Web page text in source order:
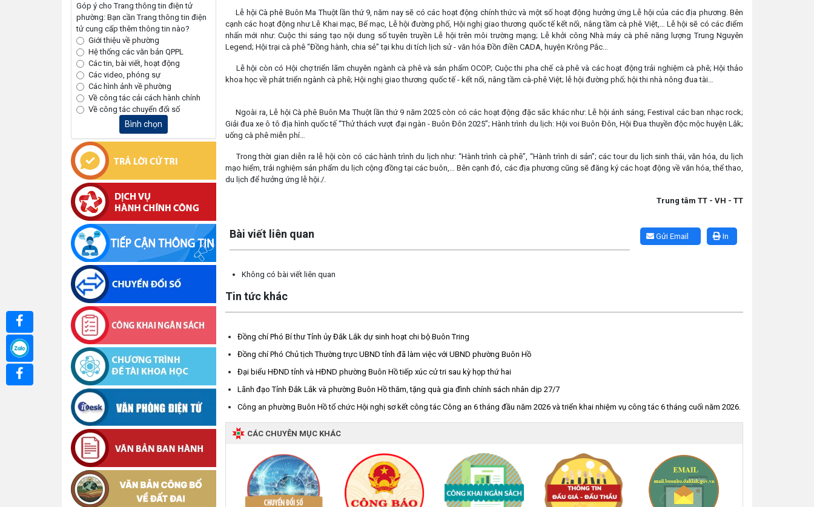
Góp ý cho Trang thông tin điện tử
phường: Bạn cần Trang thông tin điện
tử cung cấp thêm thông tin nào?
Giới thiệu về phường
Hệ thống các văn bản QPPL
Các tin, bài viết, hoạt động
Các video, phóng sự
Các hình ảnh về phường
Về công tác cải cách hành chính
Về công tác chuyển đổi số
Bình chọn
Lễ hội Cà phê Buôn Ma Thuột lần thứ 9, năm nay sẽ có các hoạt động chính thức và một số hoạt động hưởng ứng Lễ hội của các địa phương. Bên
cạnh các hoạt động như Lễ Khai mạc, Bế mạc, Lễ hội đường phố, Hội nghị giao thương quốc tế kết nối, nâng tầm cà phê Việt,… Lễ hội sẽ có các điểm
nhấn mới như: Cuộc thi sáng tạo nội dung số tuyên truyền Lễ hội trên môi trường mạng; Lễ khởi công Nhà máy cà phê năng lượng Trung Nguyên
Legend; Hội trại cà phê “Đồng hành, chia sẻ” tại khu di tích lịch sử - văn hóa Đồn điền CADA, huyện Krông Pắc…
Lễ hội còn có Hội chợ triển lãm chuyên ngành cà phê và sản phẩm OCOP; Cuộc thi pha chế cà phê và các hoạt động trải nghiệm cà phê; Hội thảo
khoa học về phát triển ngành cà phê; Hội nghị giao thương quốc tế - kết nối, nâng tầm cà-phê Việt; lễ hội đường phố; hội thi nhà nông đua tài…
Ngoài ra, Lễ hội Cà phê Buôn Ma Thuột lần thứ 9 năm 2025 còn có các hoạt động đặc sắc khác như: Lễ hội ánh sáng; Festival các ban nhạc rock;
Giải đua xe ô tô địa hình quốc tế “Thử thách vượt đại ngàn - Buôn Đôn 2025”; Hành trình du lịch: Hội voi Buôn Đôn, Hội Đua thuyền độc mộc huyện Lắk;
uống cà phê miễn phí…
Trong thời gian diễn ra lễ hội còn có các hành trình du lịch như: “Hành trình cà phê”, “Hành trình di sản”; các tour du lịch sinh thái, văn hóa, du lịch
mạo hiểm, trải nghiệm sản phẩm du lịch cộng đồng tại các buôn,… Bên cạnh đó, các địa phương cũng sẽ đăng ký các hoạt động về văn hóa, thể thao,
du lịch để hưởng ứng lễ hội./.
Trung tâm TT - VH - TT
In
Gửi Email
Bài viết liên quan
Không có bài viết liên quan
Tin tức khác
Đồng chí Phó Bí thư Tỉnh ủy Đắk Lắk dự sinh hoạt chi bộ Buôn Tring
Đồng chí Phó Chủ tịch Thường trực UBND tỉnh đã làm việc với UBND phường Buôn Hồ
Đại biểu HĐND tỉnh và HĐND phường Buôn Hồ tiếp xúc cử tri sau kỳ họp thứ hai
Lãnh đạo Tỉnh Đắk Lắk và phường Buôn Hồ thăm, tặng quà gia đình chính sách nhân dịp 27/7
Công an phường Buôn Hồ tổ chức Hội nghị sơ kết công tác Công an 6 tháng đầu năm 2026 và triển khai nhiệm vụ công tác 6 tháng cuối năm 2026.
CÁC CHUYÊN MỤC KHÁC